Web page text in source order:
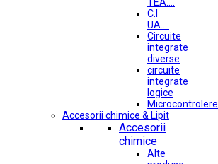
C.I
UA....
Circuite
integrate
diverse
circuite
integrate
logice
Microcontrolere
Accesorii chimice & Lipit
Accesorii
chimice
Alte